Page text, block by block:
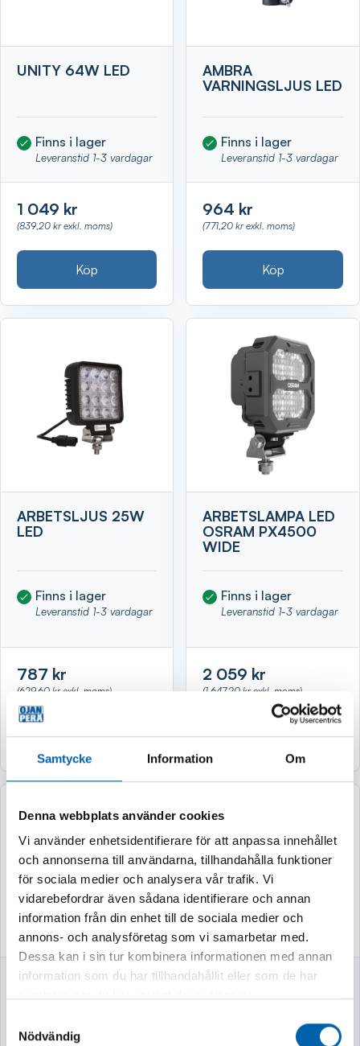
Samtycke Information Om
Denna webbplats använder cookies
Vi använder enhetsidentifierare för att anpassa innehållet
och annonserna till användarna, tillhandahålla funktioner
för sociala medier och analysera vår trafik. Vi
vidarebefordrar även sådana identifierare och annan
information från din enhet till de sociala medier och
annons- och analysföretag som vi samarbetar med.
Dessa kan i sin tur kombinera informationen med annan
information som du har tillhandahållit eller som de har
Nödvändig
UNITY 64W LED
Finns i lager
Leveranstid 1-3 vardagar
1 049 kr
(839,20 kr exkl. moms)
Köp
AMBRA
VARNINGSLJUS LED
Finns i lager
Leveranstid 1-3 vardagar
964 kr
(771,20 kr exkl. moms)
Köp
ARBETSLJUS 25W
LED
Finns i lager
Leveranstid 1-3 vardagar
787 kr
(629,60 kr exkl. moms)
Köp
ARBETSLAMPA LED
OSRAM PX4500
WIDE
Finns i lager
Leveranstid 1-3 vardagar
2 059 kr
(1 647,20 kr exkl. moms)
Köp
ARBETSLJUSRAMP
120W 12"/309MM
ARBETS-/BACKLJU
S NIX 22W 2500LM